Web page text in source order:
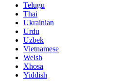
Telugu
Thai
Ukrainian
Urdu
Uzbek
Vietnamese
Welsh
Xhosa
Yiddish